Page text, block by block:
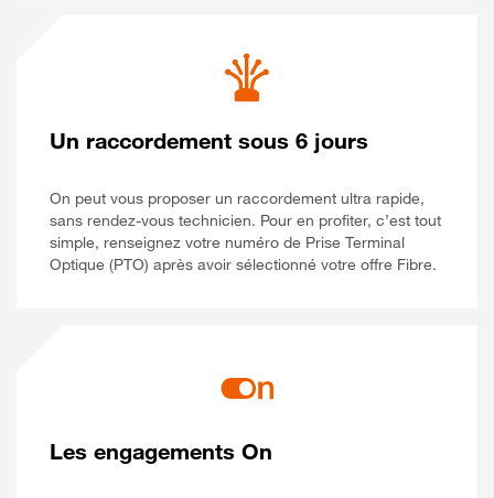
Un raccordement sous 6 jours
On peut vous proposer un raccordement ultra rapide,
sans rendez-vous technicien. Pour en profiter, c’est tout
simple, renseignez votre numéro de Prise Terminal
Optique (PTO) après avoir sélectionné votre offre Fibre.
Les engagements On